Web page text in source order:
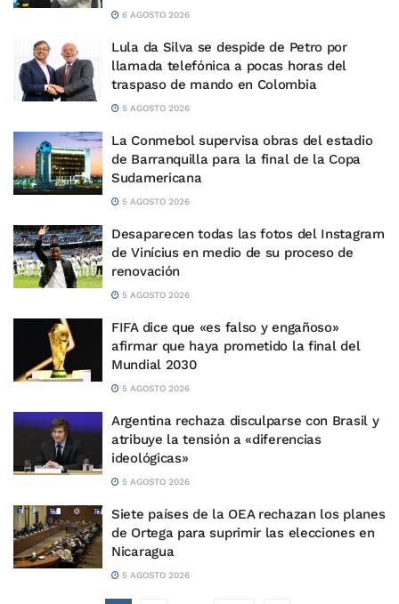
6 AGOSTO 2026
Lula da Silva se despide de Petro por
llamada telefónica a pocas horas del
traspaso de mando en Colombia
5 AGOSTO 2026
La Conmebol supervisa obras del estadio
de Barranquilla para la final de la Copa
Sudamericana
5 AGOSTO 2026
Desaparecen todas las fotos del Instagram
de Vinícius en medio de su proceso de
renovación
5 AGOSTO 2026
FIFA dice que «es falso y engañoso»
afirmar que haya prometido la final del
Mundial 2030
5 AGOSTO 2026
Argentina rechaza disculparse con Brasil y
atribuye la tensión a «diferencias
ideológicas»
5 AGOSTO 2026
Siete países de la OEA rechazan los planes
de Ortega para suprimir las elecciones en
Nicaragua
5 AGOSTO 2026